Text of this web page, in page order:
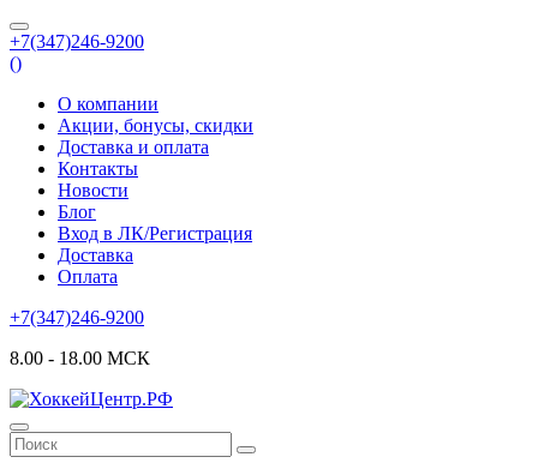
+7(347)246-9200
()
О компании
Акции, бонусы, скидки
Доставка и оплата
Контакты
Новости
Блог
Вход в ЛК/Регистрация
Доставка
Оплата
+7(347)246-9200
8.00 - 18.00 МСК